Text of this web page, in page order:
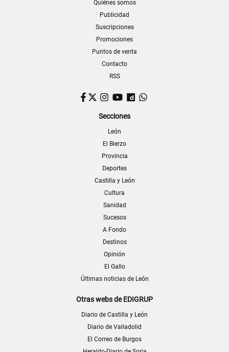
Quiénes somos
Publicidad
Suscripciones
Promociones
Puntos de venta
Contacto
RSS
Facebook
TwitterInstagram
YouTubeDailymotion
Secciones
León
El Bierzo
Provincia
Deportes
Castilla y León
Cultura
Sanidad
Sucesos
A Fondo
Destinos
Opinión
El Gallo
Últimas noticias de León
Otras webs de EDIGRUP
Diario de Castilla y León
Diario de Valladolid
El Correo de Burgos